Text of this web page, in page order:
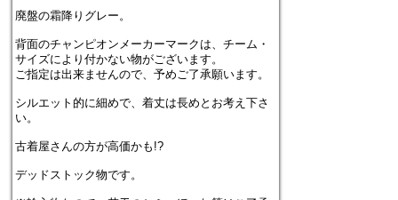
廃盤の霜降りグレー。
背面のチャンピオンメーカーマークは、チーム・
サイズにより付かない物がございます。
ご指定は出来ませんので、予めご了承願います。
シルエット的に細めで、着丈は長めとお考え下さ
い。
古着屋さんの方が高価かも!?
デッドストック物です。